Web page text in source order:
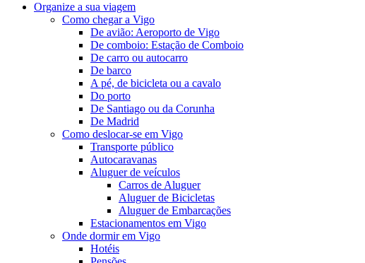
Organize a sua viagem
Como chegar a Vigo
De avião: Aeroporto de Vigo
De comboio: Estação de Comboio
De carro ou autocarro
De barco
A pé, de bicicleta ou a cavalo
Do porto
De Santiago ou da Corunha
De Madrid
Como deslocar-se em Vigo
Transporte público
Autocaravanas
Aluguer de veículos
Carros de Aluguer
Aluguer de Bicicletas
Aluguer de Embarcações
Estacionamentos em Vigo
Onde dormir em Vigo
Hotéis